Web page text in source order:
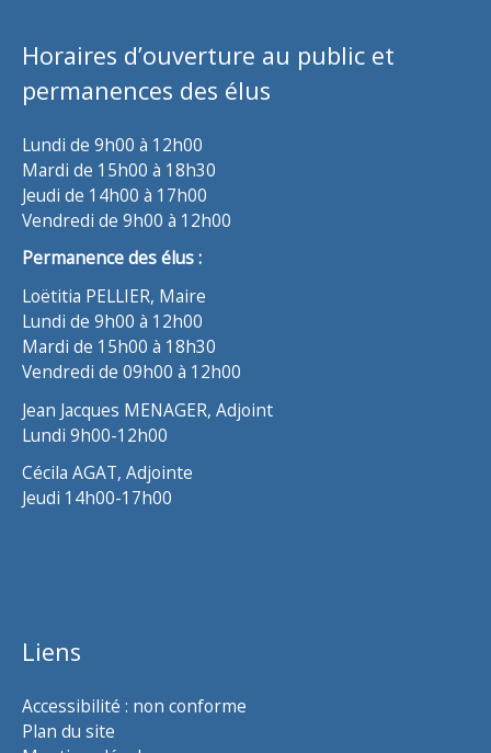
Horaires d’ouverture au public et
permanences des élus
Lundi de 9h00 à 12h00
Mardi de 15h00 à 18h30
Jeudi de 14h00 à 17h00
Vendredi de 9h00 à 12h00
Permanence des élus :
Loëtitia PELLIER, Maire
Lundi de 9h00 à 12h00
Mardi de 15h00 à 18h30
Vendredi de 09h00 à 12h00
Jean Jacques MENAGER, Adjoint
Lundi 9h00-12h00
Cécila AGAT, Adjointe
Jeudi 14h00-17h00
Liens
Accessibilité : non conforme
Plan du site